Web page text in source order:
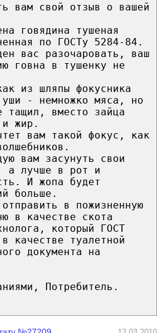
вам свой отзыв о вашей
говядина тушеная
по ГОСТу 5284-84.
вас разочаровать, ваш
говна в тушенку не
из шляпы фокусника
уши - немножко мяса, но
тащил, вместо зайца
и жир.
вам такой фокус, как
вам засунуть свои
а лучше в рот и
И жопа будет
больше.
в пожизненную
в качестве скота
который ГОСТ
качестве туалетной
документа на
Потребитель.